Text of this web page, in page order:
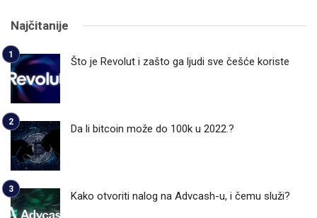
Najčitanije
Što je Revolut i zašto ga ljudi sve češće koriste
Da li bitcoin može do 100k u 2022.?
Kako otvoriti nalog na Advcash-u, i čemu služi?